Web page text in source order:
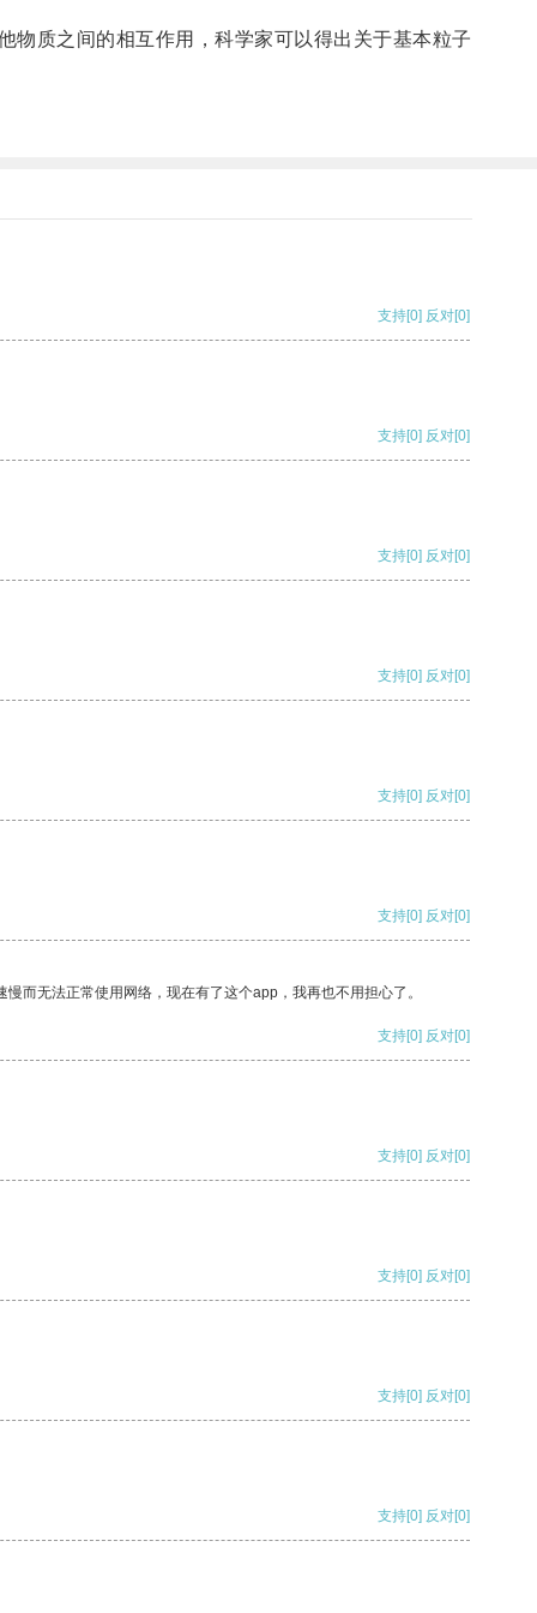
质之间的相互作用，科学家可以得出关于基本粒子
支持[0] 反对[0]
支持[0] 反对[0]
支持[0] 反对[0]
支持[0] 反对[0]
支持[0] 反对[0]
支持[0] 反对[0]
而无法正常使用网络，现在有了这个app，我再也不用担心了。
支持[0] 反对[0]
支持[0] 反对[0]
支持[0] 反对[0]
支持[0] 反对[0]
支持[0] 反对[0]